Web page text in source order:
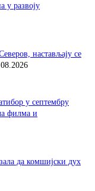
у развоју
настављају се
у септембру
филма и
да комшијски дух